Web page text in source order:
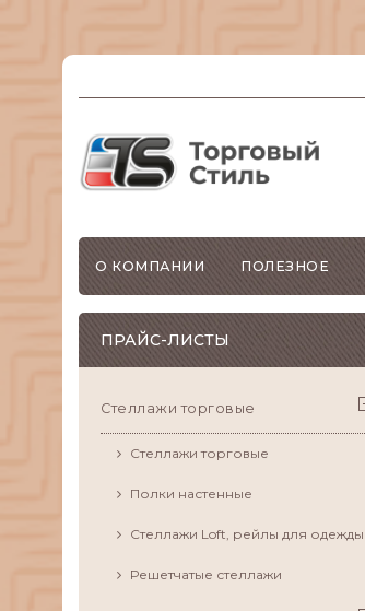
О КОМПАНИИ ПОЛЕЗНОЕ
ПРАЙС-ЛИСТЫ
Стеллажи торговые
Стеллажи торговые
Полки настенные
Стеллажи Loft, рейлы для одежды
Решетчатые стеллажи